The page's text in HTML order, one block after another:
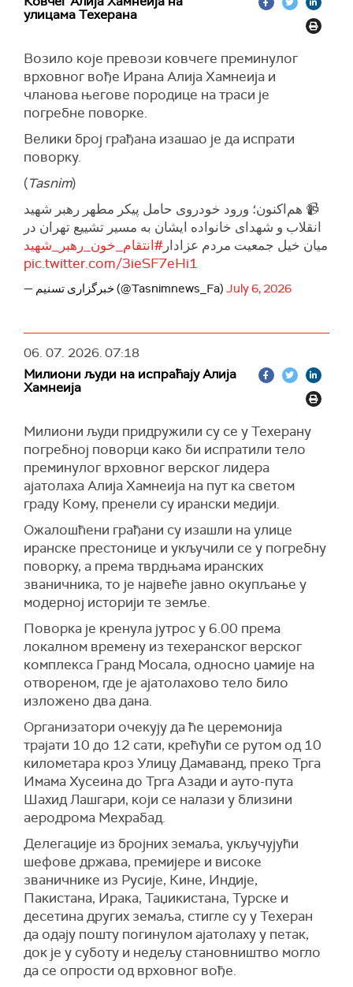
улицама Техерана
Возило које превози ковчеге преминулог
врховног вође Ирана Алија Хамнеија и
чланова његове породице на траси је
погребне поворке.
Велики број грађана изашао је да испрати
поворку.
(Tasnim)
📹 هم‌اکنون؛ ورود خودروی حامل پیکر مطهر رهبر شهید
انقلاب و شهدای خانواده ایشان به مسیر تشییع تهران در
میان خیل جمعیت مردم عزادار #انتقام_خون_رهبر_شهید
pic.twitter.com/3ieSF7eHi1
— خبرگزاری تسنیم (@Tasnimnews_Fa) July 6, 2026
06. 07. 2026.07:18
Милиони људи на испраћају Алија
Хамнеија
Милиони људи придружили су се у Техерану
погребној поворци како би испратили тело
преминулог врховног верског лидера
ајатолаха Алија Хамнеија на пут ка светом
граду Кому, пренели су ирански медији.
Ожалошћени грађани су изашли на улице
иранске престонице и укључили се у погребну
поворку, а према тврдњама иранских
званичника, то је највеће јавно окупљање у
модерној историји те земље.
Поворка је кренула јутрос у 6.00 према
локалном времену из техеранског верског
комплекса Гранд Мосала, односно џамије на
отвореном, где је ајатолахово тело било
изложено два дана.
Организатори очекују да ће церемонија
трајати 10 до 12 сати, крећући се рутом од 10
километара кроз Улицу Дамаванд, преко Трга
Имама Хусеина до Трга Азади и ауто-пута
Шахид Лашгари, који се налази у близини
аеродрома Мехрабад.
Делегације из бројних земаља, укључујући
шефове држава, премијере и високе
званичнике из Русије, Кине, Индије,
Пакистана, Ирака, Таџикистана, Турске и
десетина других земаља, стигле су у Техеран
да одају пошту погинулом ајатолаху у петак,
док је у суботу и недељу становништво могло
да се опрости од врховног вође.